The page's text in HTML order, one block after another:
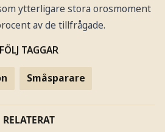
ytterligare stora orosmoment
av de tillfrågade.
FÖLJ TAGGAR
Småsparare
RELATERAT